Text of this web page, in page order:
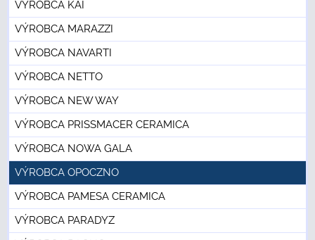
VÝROBCA KAI
VÝROBCA MARAZZI
VÝROBCA NAVARTI
VÝROBCA NETTO
VÝROBCA NEW WAY
VÝROBCA PRISSMACER CERAMICA
VÝROBCA NOWA GALA
VÝROBCA OPOCZNO
VÝROBCA PAMESA CERAMICA
VÝROBCA PARADYZ